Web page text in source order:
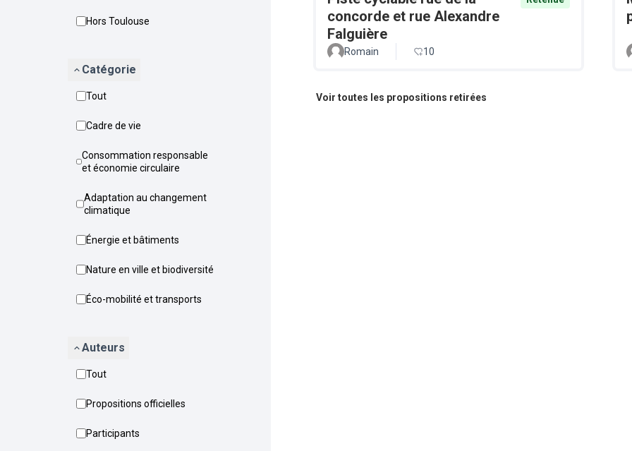
Hors Toulouse
Catégorie
Tout
Cadre de vie
Consommation responsable
et économie circulaire
Adaptation au changement
climatique
Énergie et bâtiments
Nature en ville et biodiversité
Éco-mobilité et transports
Auteurs
Tout
Propositions officielles
Participants
concorde et rue Alexandre
Falguière
Romain 10
Voir toutes les propositions retirées